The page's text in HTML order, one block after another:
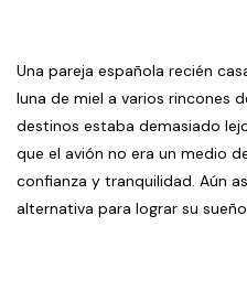
Una pareja española recién
luna de miel a varios rincones
destinos estaba demasiado
que el avión no era un medio
confianza y tranquilidad. Aún
alternativa para lograr su